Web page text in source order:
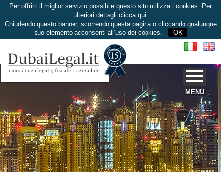
Per offrirti il miglior servizio possibile questo sito utilizza i cookies. Per
ulteriori dettagli clicca qui.
Chiudendo questo banner, scorrendo questa pagina o cliccando qualunque
suo elemento acconsenti all’uso dei cookies.
OK
MENU